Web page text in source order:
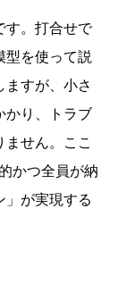
す。打合せで
型を使って説
ますが、小さ
かり、トラブ
せん。ここ
かつ全員が納
」が実現する